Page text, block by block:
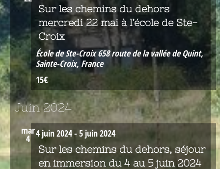
Sur les chemins du dehors
mercredi 22 mai à l’école de Ste-
Croix
École de Ste-Croix658 route de la vallée de Quint,
Sainte-Croix, France
15€
Juin 2024
mar
4 4 juin 2024- 5 juin 2024
Sur les chemins du dehors, séjour
en immersion du 4 au 5 juin 2024